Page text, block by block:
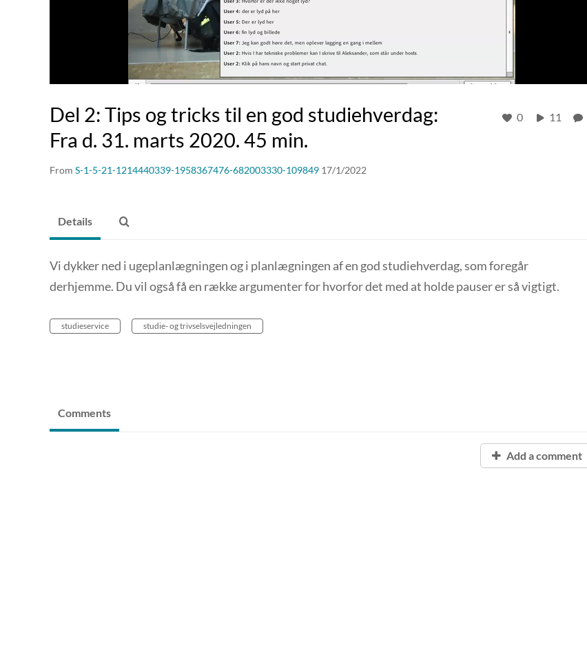
Del 2: Tips og tricks til en god studiehverdag:
Fra d. 31. marts 2020. 45 min.
From S-1-5-21-1214440339-1958367476-682003330-109849 17/1/2022
0 11
Details
Vi dykker ned i ugeplanlægningen og i planlægningen af en god studiehverdag, som foregår
derhjemme. Du vil også få en række argumenter for hvorfor det med at holde pauser er så vigtigt.
studieservice studie- og trivselsvejledningen
Comments
Add a comment